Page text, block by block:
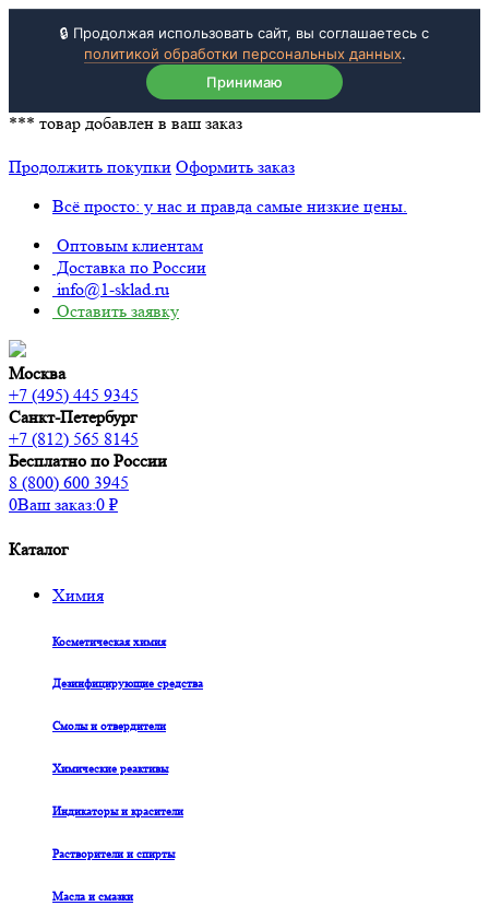
🔒 Продолжая использовать сайт, вы соглашаетесь с
политикой обработки персональных данных.
Принимаю
*** товар добавлен в ваш заказ
Продолжить покупки Оформить заказ
Всё просто: у нас и правда самые низкие цены.
Оптовым клиентам
Доставка по России
info@1-sklad.ru
Оставить заявку
Москва
+7 (495) 445 9345
Санкт-Петербург
+7 (812) 565 8145
Бесплатно по России
8 (800) 600 3945
0Ваш заказ:0 ₽
Каталог
Химия
Косметическая химия
Дезинфицирующие средства
Смолы и отвердители
Химические реактивы
Индикаторы и красители
Растворители и спирты
Масла и смазки